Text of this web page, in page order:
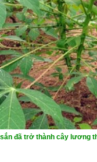
đã trở thành cây lương